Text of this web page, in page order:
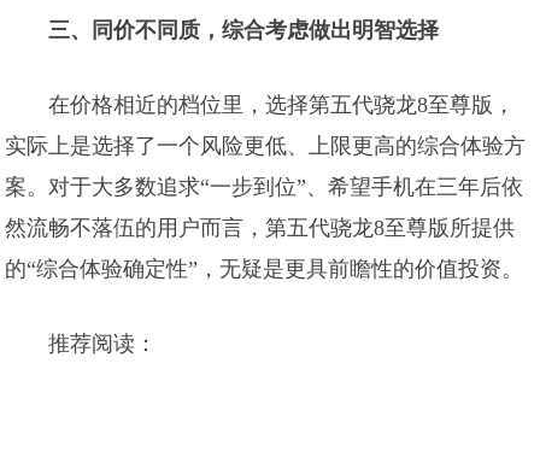
三、同价不同质，综合考虑做出明智选择
在价格相近的档位里，选择第五代骁龙8至尊版，
实际上是选择了一个风险更低、上限更高的综合体验方
案。对于大多数追求“一步到位”、希望手机在三年后依
然流畅不落伍的用户而言，第五代骁龙8至尊版所提供
的“综合体验确定性”，无疑是更具前瞻性的价值投资。
推荐阅读：